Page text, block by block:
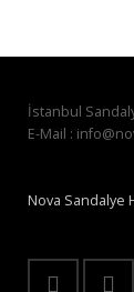
İstanbul
E-Mail :
Nova Sandalye